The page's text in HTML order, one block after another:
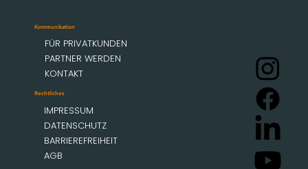
Kommunikation
FÜR PRIVATKUNDEN
PARTNER WERDEN
KONTAKT
Rechtliches
IMPRESSUM
DATENSCHUTZ
BARRIEREFREIHEIT
AGB